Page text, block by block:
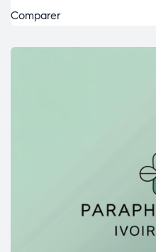
Comparer